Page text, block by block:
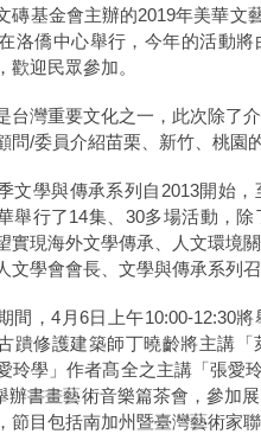
磚基金會主辦的2019年美華文
洛僑中心舉行，今年的活動
歡迎民眾參加。
台灣重要文化之一，此次除了
問/委員介紹苗栗、新竹、桃園
文學與傳承系列自2013開始
舉行了14集、30多場活動，
實現海外文學傳承、人文環境
文學會會長、文學與傳承系列
間，4月6日上午10:00-12:30
蹪修護建築師丁曉齡將主講
玲學」作者髙全之主講「張愛
辦書畫藝術音樂篇茶會，參加
節目包括南加州暨臺灣藝術家